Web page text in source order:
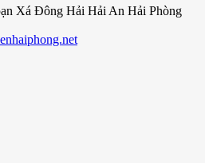
Xá Đông Hải Hải An Hải Phòng